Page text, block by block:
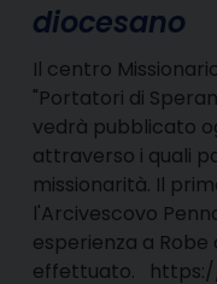
diocesano
Il centro
"Portatori di
vedrà pubblicato
attraverso i quali
missionarità. Il
l'Arcivescovo
esperienza a
effettuato.